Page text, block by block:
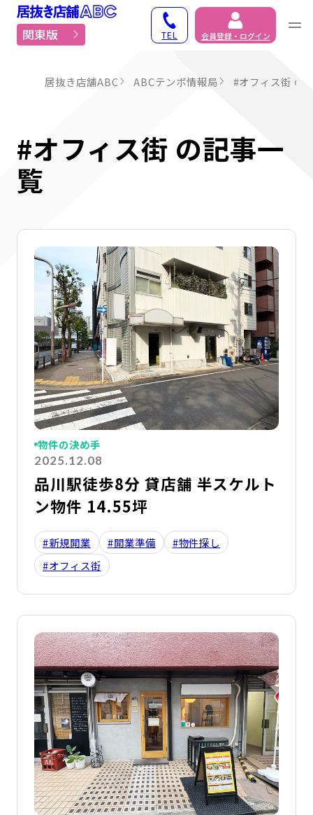
居抜き物件・貸店舗で
関東版 TEL 会員登録・ログイン
居抜き店舗ABC ABCテンポ情報局 #オフィス街 の
#オフィス街 の記事一
覧
2025.12.08
物件の決め手
品川駅徒歩8分 貸店舗 半スケルト
ン物件 14.55坪
#新規開業 #開業準備
#物件探し
#オフィス街